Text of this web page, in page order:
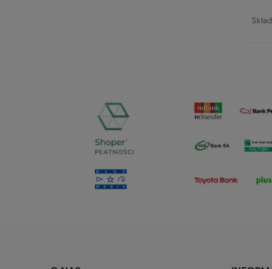
Skład